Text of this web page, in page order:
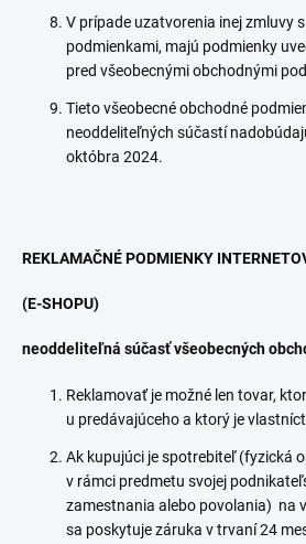
V prípade uzatvorenia inej zmluvy
podmienkami, majú podmienky
pred všeobecnými obchodnými
Tieto všeobecné obchodné
neoddeliteľných súčastí
októbra 2024.
REKLAMAČNÉ PODMIENKY
(E-SHOPU)
neoddeliteľná súčasť všeobecných
Reklamovať je možné len tovar,
u predávajúceho a ktorý je
Ak kupujúci je spotrebiteľ (fyzická
v rámci predmetu svojej
zamestnania alebo povolania) na
sa poskytuje záruka v trvaní 24